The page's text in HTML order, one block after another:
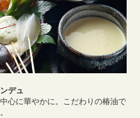
デュ
心に華やかに。こだわりの椿油で